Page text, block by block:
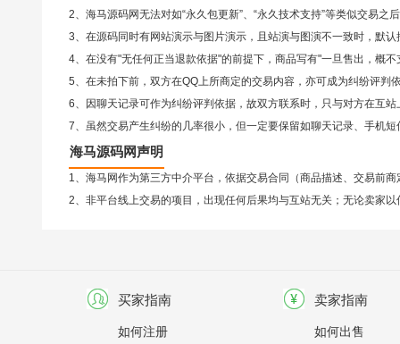
2、 海马源码网无法对如“永久包更新”、“永久技术支持”等类似交易之
3、在源码同时有网站演示与图片演示，且站演与图演不一致时，默
4、在没有"无任何正当退款依据"的前提下，商品写有"一旦售出，概
5、在未拍下前，双方在QQ上所商定的交易内容，亦可成为纠纷评判
6、因聊天记录可作为纠纷评判依据，故双方联系时，只与对方在互
7、虽然交易产生纠纷的几率很小，但一定要保留如聊天记录、手机
海马源码网声明
1、海马网作为第三方中介平台，依据交易合同（商品描述、交易前
2、非平台线上交易的项目，出现任何后果均与互站无关；无论卖家
买家指南
如何注册
卖家指南
如何出售